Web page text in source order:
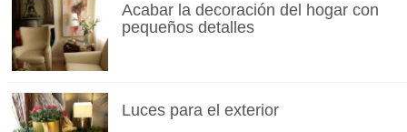
Acabar la decoración del hogar con
pequeños detalles
Luces para el exterior